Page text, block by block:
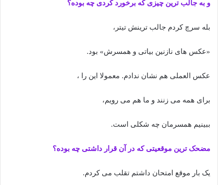
و به جالب ترین چیزی که برخورد کردی چه بوده؟
بله سرچ کردم جالب ترینش تیتر،
«عکس های نازنین بیاتی و همسرش» بود.
عکس العملی هم نشان ندادم. معمولا این را ،
برای همه می زنند و ما هم می رویم،
ببینیم همسرمان چه شکلی است.
مضحک ترین موقعیتی که در آن قرار داشتی چه بوده؟
یک بار موقع امتحان داشتم تقلب می کردم.